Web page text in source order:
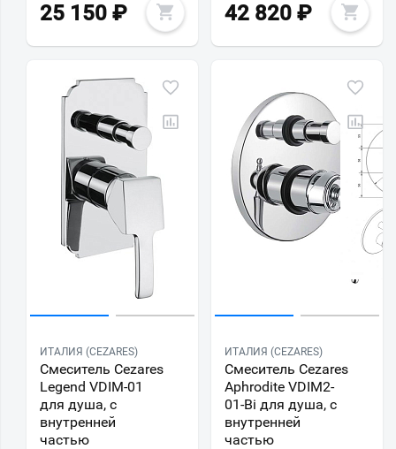
25 150 ₽ 42 820 ₽
ИТАЛИЯ (CEZARES)
Смеситель Cezares
Legend VDIM-01
для душа, с
внутренней
частью
ИТАЛИЯ (CEZARES)
Смеситель Cezares
Aphrodite VDIM2-
01-Bi для душа, с
внутренней
частью